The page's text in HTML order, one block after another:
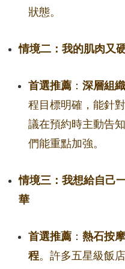
狀態。
情境二：我的肌肉又
首選推薦 ： 深層組
程目標明確，能針
議在預約時主動告
們能重點加強。
情境三：我想給自己
華
首選推薦 ： 熱石按摩
程。許多五星級飯